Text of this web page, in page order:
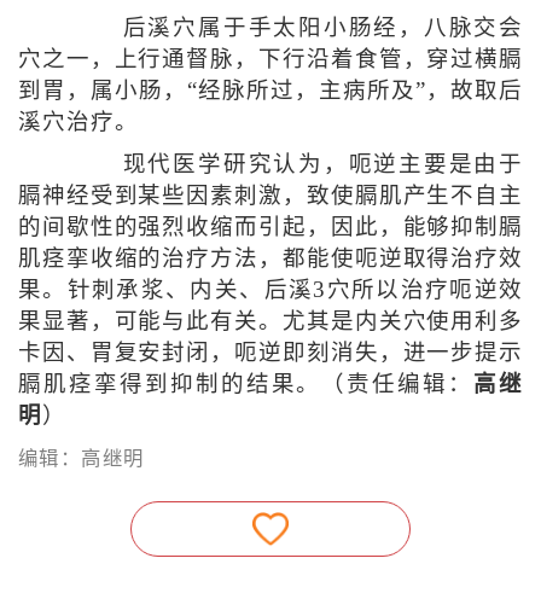
后溪穴属于手太阳小肠经，八脉交会
穴之一，上行通督脉，下行沿着食管，穿过横膈
到胃，属小肠，“经脉所过，主病所及”，故取后
溪穴治疗。
现代医学研究认为，呃逆主要是由于
膈神经受到某些因素刺激，致使膈肌产生不自主
的间歇性的强烈收缩而引起，因此，能够抑制膈
肌痉挛收缩的治疗方法，都能使呃逆取得治疗效
果。针刺承浆、内关、后溪3穴所以治疗呃逆效
果显著，可能与此有关。尤其是内关穴使用利多
卡因、胃复安封闭，呃逆即刻消失，进一步提示
膈肌痉挛得到抑制的结果。（责任编辑： 高继
明 ）
编辑：高继明